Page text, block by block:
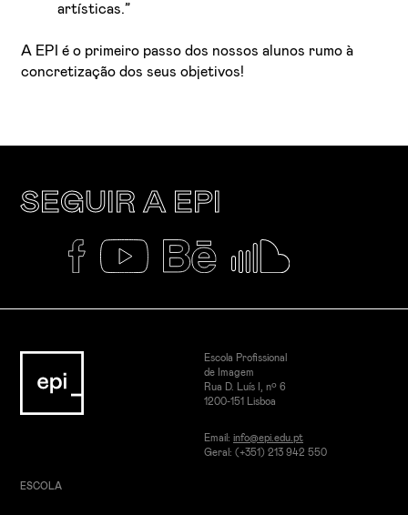
artísticas.”
A EPI é o primeiro passo dos nossos alunos rumo à
concretização dos seus objetivos!
SEGUIR A EPI
Escola Profissional
de Imagem
Rua D. Luís I, nº 6
1200-151 Lisboa
Email: info@epi.edu.pt
Geral: (+351) 213 942 550
ESCOLA